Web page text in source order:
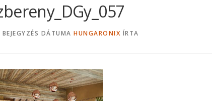
BEJEGYZÉS DÁTUMA HUNGARONIX ÍRTA